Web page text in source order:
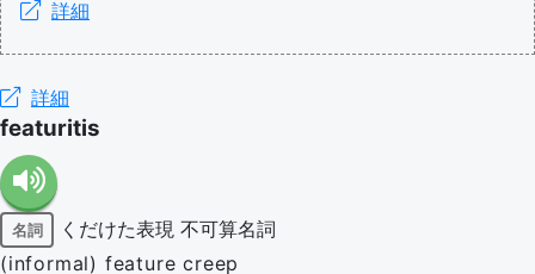
詳細
詳細
featuritis
名詞 くだけた表現 不可算名詞
(informal) feature creep